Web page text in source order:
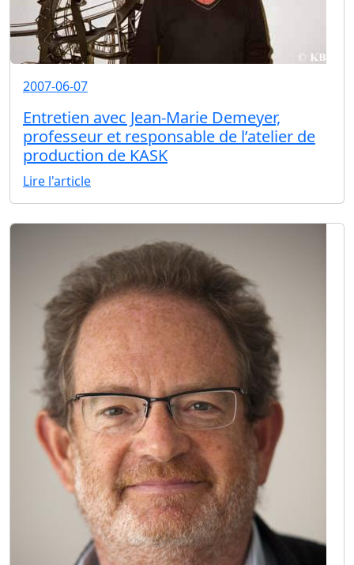
2007-06-07
Entretien avec Jean-Marie Demeyer,
professeur et responsable de l’atelier de
production de KASK
Lire l'article